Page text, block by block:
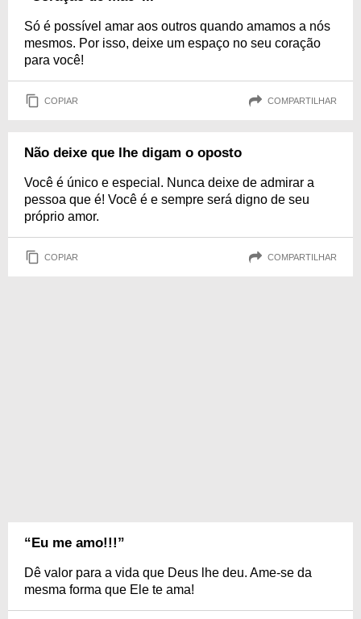
Só é possível amar aos outros quando amamos a nós
mesmos. Por isso, deixe um espaço no seu coração
para você!
COPIAR COMPARTILHAR
Não deixe que lhe digam o oposto
Você é único e especial. Nunca deixe de admirar a
pessoa que é! Você é e sempre será digno de seu
próprio amor.
COPIAR COMPARTILHAR
“Eu me amo!!!”
Dê valor para a vida que Deus lhe deu. Ame-se da
mesma forma que Ele te ama!